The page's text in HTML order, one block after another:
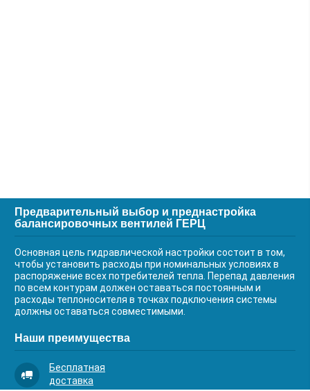
Предварительный выбор и преднастройка
балансировочных вентилей ГЕРЦ
Основная цель гидравлической настройки состоит в том,
чтобы установить расходы при номинальных условиях в
распоряжение всех потребителей тепла. Перепад давления
по всем контурам должен оставаться постоянным и
расходы теплоносителя в точках подключения системы
должны оставаться совместимыми.
Наши преимущества
Бесплатная
доставка